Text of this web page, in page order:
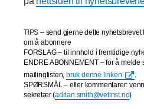
TIPS – send gjerne dette
om å abonnere
FORSLAG– til innhold i fremtidige
ENDRE ABONNEMENT – for å melde
mailinglisten, bruk denne linken
.
SPØRSMÅL – eller kommentarer:
sekretær (adrian.smith@vetinst.no)